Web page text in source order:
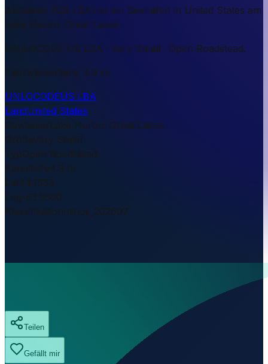
Alabaster (US LBA) ist ein Seehafen in United States am
Lake Huron; Great Lakes.
UN/LOCODE US LBA · Very Small · Open Roadstead.
Fahrwassertiefe: 4.9 m.
UNLOCODEUS LBA
LandUnited States
GewässerLake Huron; Great Lakes
GrößeVery Small
TypOpen Roadstead
Kanaltiefe4.9 m
Lat44.1833
Lng-83.5500
Klassifikationminor_202607
Teilen
Gefällt mir